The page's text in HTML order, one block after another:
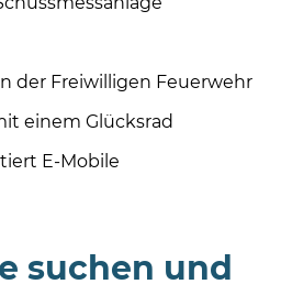
der Freiwilligen Feuerwehr
einem Glücksrad
E-Mobile
suchen und